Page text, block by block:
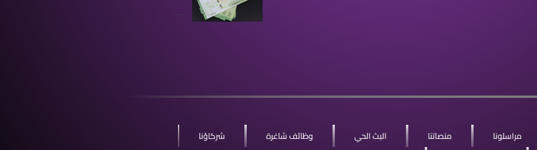
...
مراسلونا منصاتنا البث الحي وظائف شاغرة شركاؤنا